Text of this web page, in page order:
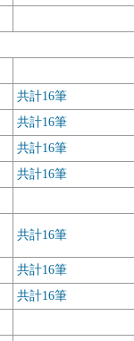
共計16筆
共計16筆
共計16筆
共計16筆
共計16筆
共計16筆
共計16筆